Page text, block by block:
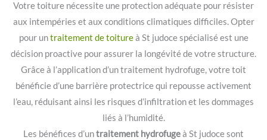
Votre toiture nécessite une protection adéquate pour résister
aux intempéries et aux conditions climatiques difficiles. Opter
pour untraitement de toitureà St judoce spécialisé est une
décision proactive pour assurer la longévité de votre structure.
Grâce à l’application d’un traitement hydrofuge, votre toit
bénéficie d’une barrière protectrice qui repousse activement
l’eau, réduisant ainsi les risques d’infiltration et les dommages
liés à l’humidité.
Les bénéfices d’untraitement hydrofugeà St judoce sont